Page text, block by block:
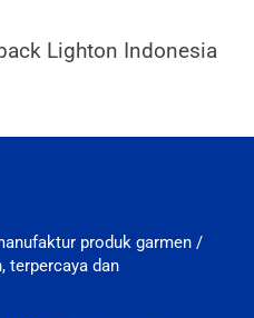
Lighton Indonesia
produk garmen /
terpercaya dan